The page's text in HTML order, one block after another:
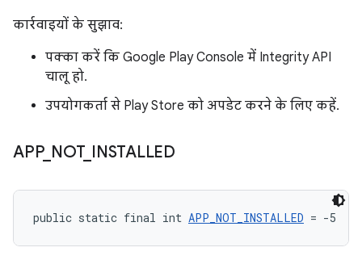
कार्रवाइयों के सुझाव:
पक्का करें कि Google Play Console में Integrity API
चालू हो.
उपयोगकर्ता से Play Store को अपडेट करने के लिए कहें.
APP_ NOT_ INSTALLED
public static final int APP_NOT_INSTALLED = -5